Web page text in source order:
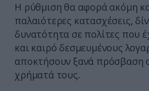
Η ρύθμιση θα αφορά ακόμη
παλαιότερες κατασχέσεις,
δυνατότητα σε πολίτες που
και καιρό δεσμευμένους
αποκτήσουν ξανά πρόσβαση
χρήματά τους.